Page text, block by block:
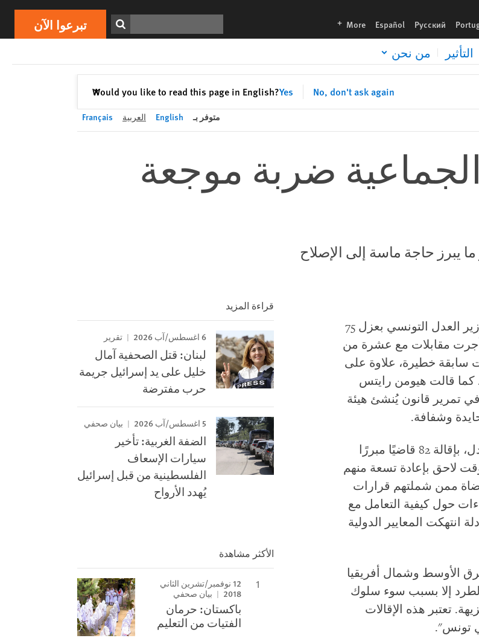
Русский
Español
More
languages تبرعوا الآن
التأثير من نحن
Would you like to read this page in English?Yes No, don't ask again
✕إغلاق
Print تبرعوا الآن
متوفر بـ English العربية Français
ضربة موجعة
يبرز حاجة ماسة إلى الإصلاح
(تونس) ـ قالت هيومن رايتس ووتش اليوم إن قيام وزير العدل التونسي بعزل 75
مقابلات مع عشرة من
سابقة خطيرة، علاوة على
كما قالت هيومن رايتس
تمرير قانون يُنشئ هيئة
وشفافة.
في 28 مايو/أيار 2012 قام نورالدين البحيري، وزير العدل، بإقالة 82 قاضيًا مبررًا
لاحق بإعادة تسعة منهم
ممن شملتهم قرارات
حول كيفية التعامل مع
انتهكت المعايير الدولية
الأوسط وشمال أفريقيا
إلا بسبب سوء سلوك
تعتبر هذه الإقالات
تونس".
قراءة المزيد
6 اغسطس/آب 2026 تقرير
لبنان: قتل الصحفية آمال
خليل على يد إسرائيل جريمة
حرب مفترضة
5 اغسطس/آب 2026 بيان صحفي
الضفة الغربية: تأخير
سيارات الإسعاف
الفلسطينية من قبل إسرائيل
يُهدد الأرواح
الأكثر مشاهدة
12 نوفمبر/تشرين الثاني
2018
بيان صحفي
باكستان: حرمان
الفتيات من التعليم